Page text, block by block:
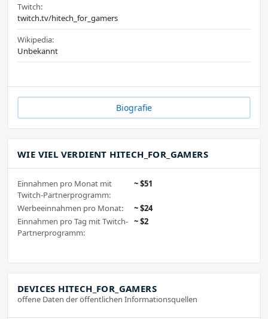
Twitch:
twitch.tv/hitech_for_gamers
Wikipedia:
Unbekannt
Biografie
WIE VIEL VERDIENT HITECH_FOR_GAMERS
Einnahmen pro Monat mit
Twitch-Partnerprogramm:
~ $51
Werbeeinnahmen pro Monat:
~ $24
Einnahmen pro Tag mit Twitch-
Partnerprogramm:
~ $2
DEVICES HITECH_FOR_GAMERS
offene Daten der öffentlichen Informationsquellen